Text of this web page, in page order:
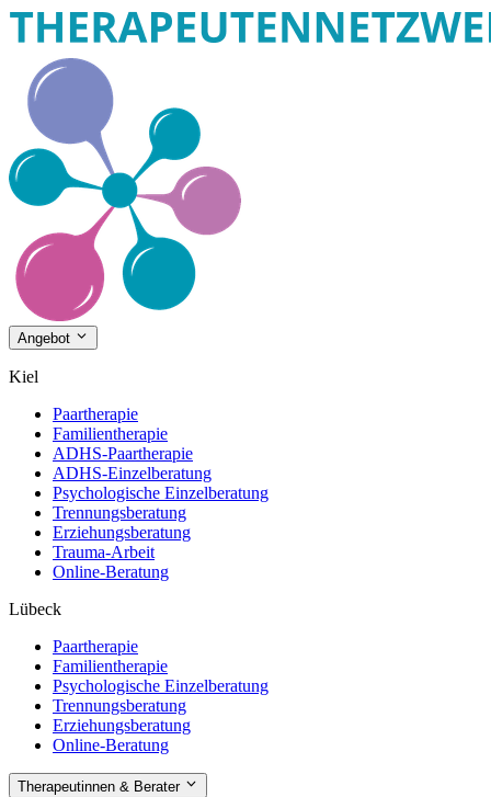
Angebot
Kiel
Paartherapie
Familientherapie
ADHS-Paartherapie
ADHS-Einzelberatung
Psychologische Einzelberatung
Trennungsberatung
Erziehungsberatung
Trauma-Arbeit
Online-Beratung
Lübeck
Paartherapie
Familientherapie
Psychologische Einzelberatung
Trennungsberatung
Erziehungsberatung
Online-Beratung
Therapeutinnen & Berater